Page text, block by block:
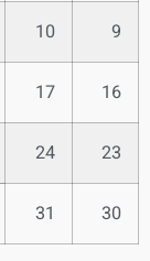
9
10
16
17
23
24
30
31